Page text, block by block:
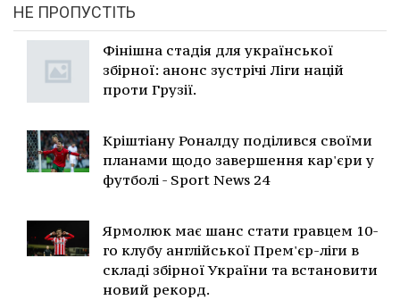
НЕ ПРОПУСТІТЬ
Фінішна стадія для української
збірної: анонс зустрічі Ліги націй
проти Грузії.
Кріштіану Роналду поділився своїми
планами щодо завершення кар'єри у
футболі - Sport News 24
Ярмолюк має шанс стати гравцем 10-
го клубу англійської Прем'єр-ліги в
складі збірної України та встановити
новий рекорд.